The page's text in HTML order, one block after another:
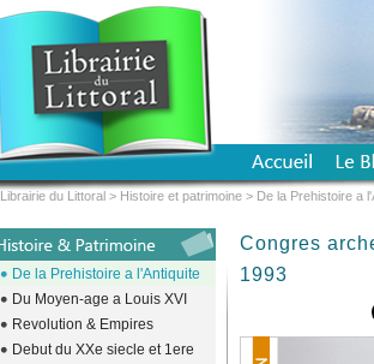
Congres
1993
De la Prehistoire a l'Antiquite
Du Moyen-age a Louis XVI
Revolution & Empires
Debut du XXe siecle et 1ere
Librairie du Littoral > Histoire et patrimoine > De la Prehistoire a